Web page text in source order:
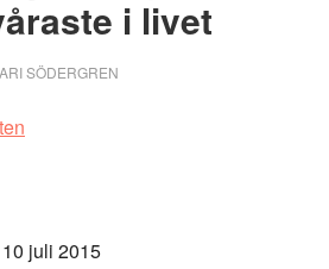
i livet
SÖDERGREN
juli 2015